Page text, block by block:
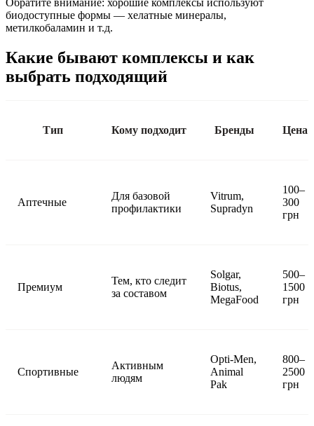
Обратите внимание: хорошие комплексы используют
биодоступные формы — хелатные минералы,
метилкобаламин и т.д.
Какие бывают комплексы и как
выбрать подходящий
Тип Кому подходит Бренды Цена
Аптечные
Для базовой
профилактики
Vitrum,
Supradyn
100–
300
грн
Премиум
Тем, кто следит
за составом
Solgar,
Biotus,
MegaFood
500–
1500
грн
Спортивные
Активным
людям
Opti-Men,
Animal
Pak
800–
2500
грн